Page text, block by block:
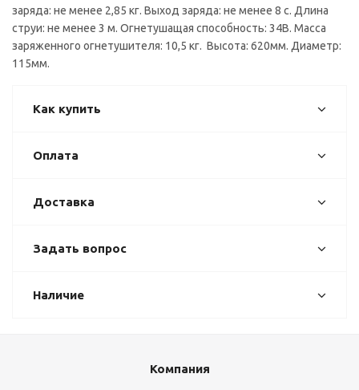
заряда: не менее 2,85 кг. Выход заряда: не менее 8 с. Длина
струи: не менее 3 м. Огнетушащая способность: 34В. Масса
заряженного огнетушителя: 10,5 кг. Высота: 620мм. Диаметр:
115мм.
Как купить
Оплата
Доставка
Задать вопрос
Наличие
Компания